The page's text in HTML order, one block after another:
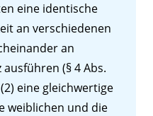
eine identische
an verschiedenen
an
(§ 4 Abs.
eine gleichwertige
weiblichen und die